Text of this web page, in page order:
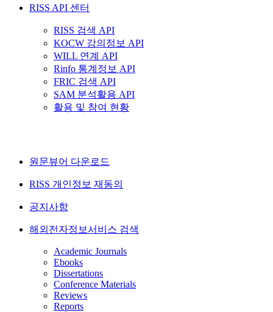
RISS API 센터
RISS 검색 API
KOCW 강의정보 API
WILL 연계 API
Rinfo 통계정보 API
FRIC 검색 API
SAM 분석활용 API
활용 및 참여 현황
원문뷰어 다운로드
RISS 개인정보 재동의
공지사항
해외전자정보서비스 검색
Academic Journals
Ebooks
Dissertations
Conference Materials
Reviews
Reports